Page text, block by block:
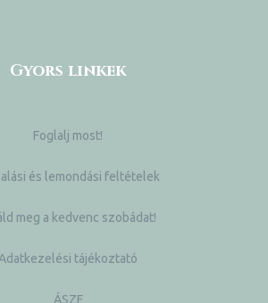
Gyors linkek
Foglalj most!
és lemondási feltételek
meg a kedvenc szobádat!
Adatkezelési tájékoztató
ÁSZF